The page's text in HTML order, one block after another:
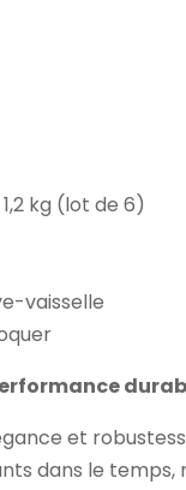
kg (lot de 6)
vaisselle
et
dans le temps,